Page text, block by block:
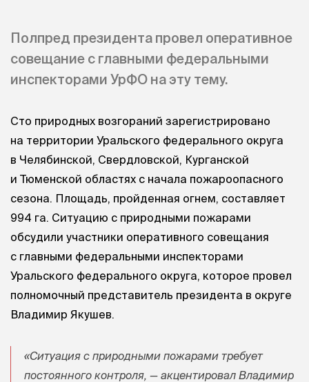
Полпред президента провел оперативное
совещание с главными федеральными
инспекторами УрФО на эту тему.
Сто природных возгораний зарегистрировано
на территории Уральского федерального округа
в Челябинской, Свердловской, Курганской
и Тюменской областях с начала пожароопасного
сезона. Площадь, пройденная огнем, составляет
994 га. Ситуацию с природными пожарами
обсудили участники оперативного совещания
с главными федеральными инспекторами
Уральского федерального округа, которое провел
полномочный представитель президента в округе
Владимир Якушев.
«Ситуация с природными пожарами требует
постоянного контроля, — акцентировал Владимир